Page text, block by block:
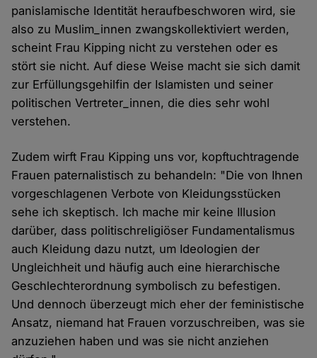
panislamische Identität heraufbeschworen wird, sie
also zu Muslim_innen zwangskollektiviert werden,
scheint Frau Kipping nicht zu verstehen oder es
stört sie nicht. Auf diese Weise macht sie sich damit
zur Erfüllungsgehilfin der Islamisten und seiner
politischen Vertreter_innen, die dies sehr wohl
verstehen.
Zudem wirft Frau Kipping uns vor, kopftuchtragende
Frauen paternalistisch zu behandeln: "Die von Ihnen
vorgeschlagenen Verbote von Kleidungsstücken
sehe ich skeptisch. Ich mache mir keine Illusion
darüber, dass politischreligiöser Fundamentalismus
auch Kleidung dazu nutzt, um Ideologien der
Ungleichheit und häufig auch eine hierarchische
Geschlechterordnung symbolisch zu befestigen.
Und dennoch überzeugt mich eher der feministische
Ansatz, niemand hat Frauen vorzuschreiben, was sie
anzuziehen haben und was sie nicht anziehen